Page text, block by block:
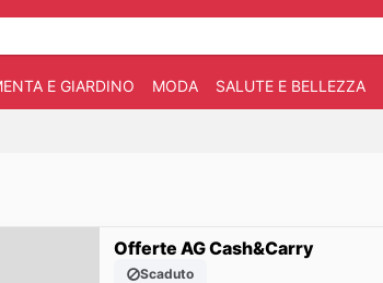
E GIARDINO MODA SALUTE E BELLEZZA
Offerte AG Cash&Carry
Scaduto